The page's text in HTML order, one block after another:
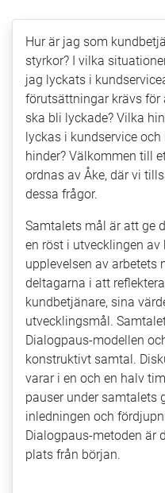
Hur är jag som
styrkor? I vilka
jag lyckats i
förutsättningar krävs för
ska bli lyckade? Vilka
lyckas i kundservice
hinder? Välkommen till
ordnas av Åke, där vi
dessa frågor.
Samtalets mål är att ge
en röst i utvecklingen
upplevelsen av
deltagarna i att
kundbetjänare, sina
utvecklingsmål.
Dialogpaus-modellen
konstruktivt samtal.
varar i en och en halv
pauser under samtalets
inledningen och
Dialogpaus-metoden är
plats från början.